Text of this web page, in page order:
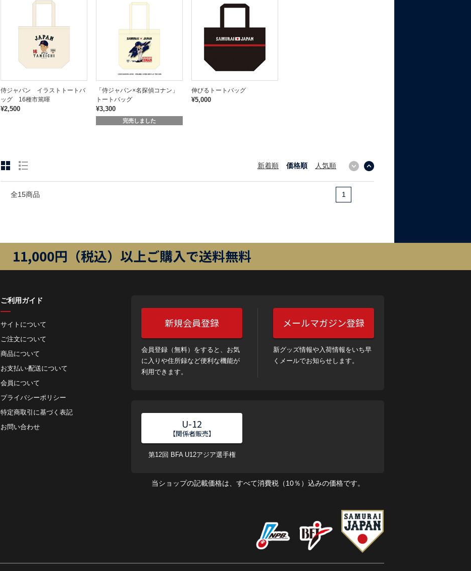
侍ジャパン イラストトートバ
ッグ 16種市篤暉
¥2,500
「侍ジャパン×名探偵コナン」
トートバッグ
¥3,300
完売しました
伸びるトートバッグ
¥5,000
新着順 価格順 人気順
全15商品 1
11,000円（税込）以上ご購入で送料無料
ご利用ガイド
サイトについて
ご注⽂について
商品について
お⽀払い‧配送について
会員について
プライバシーポリシー
特定商取引に基づく表記
お問い合わせ
新規会員登録
会員登録（無料）をすると、お気
に入りや住所録など便利な機能が
利用できます。
メールマガジン登録
新グッズ情報や入荷情報をいち早
くメールでお知らせします。
U-12
【関係者販売】
第12回 BFA U12アジア選手権
当ショップの記載価格は、すべて消費税（10％）込みの価格です。